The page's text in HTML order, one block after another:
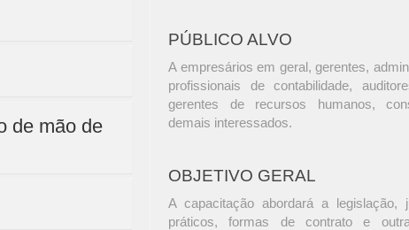
de mão de
PÚBLICO ALVO
A empresários em geral, gerentes,
profissionais de contabilidade,
gerentes de recursos humanos,
demais interessados.
OBJETIVO GERAL
A capacitação abordará a legislação,
práticos, formas de contrato e